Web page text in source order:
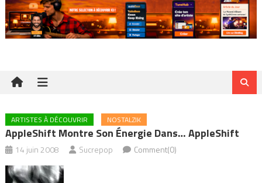
ARTISTES À DÉCOUVRIR NOSTALZIK
AppleShift Montre Son Énergie Dans… AppleShift
14 juin 2008 Sucrepop Comment(0)